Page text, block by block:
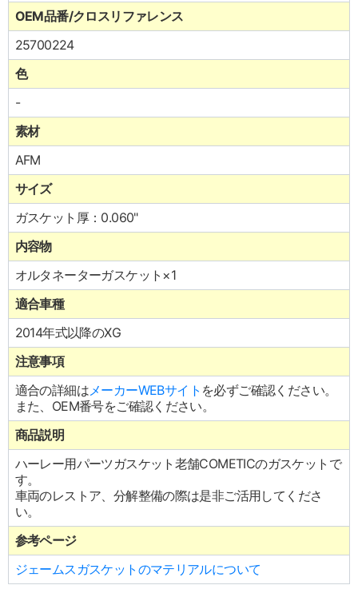
OEM品番/クロスリファレンス
25700224
色
-
素材
AFM
サイズ
ガスケット厚：0.060"
内容物
オルタネーターガスケット×1
適合車種
2014年式以降のXG
注意事項
適合の詳細はメーカーWEBサイト を必ずご確認ください。
また、OEM番号をご確認ください。
商品説明
ハーレー用パーツガスケット老舗COMETICのガスケットで
す。
車両のレストア、分解整備の際は是非ご活用してくださ
い。
参考ページ
ジェームスガスケットのマテリアルについて